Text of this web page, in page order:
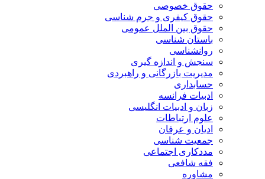
حقوق خصوصی
حقوق کیفری و جرم شناسی
حقوق بین الملل عمومی
باستان شناسی
روانشناسی
سنجش و اندازه گیری
مدیریت بازرگانی و راهبردی
حسابداری
ادبیات فرانسه
زبان و ادبیات انگلیسی
علوم ارتباطات
ادیان و عرفان
جمعیت شناسی
مددکاری اجتماعی
فقه شافعی
مشاوره